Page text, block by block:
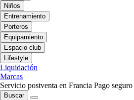
Niños
Entrenamiento
Porteros
Equipamiento
Espacio club
Lifestyle
Liquidación
Marcas
Servicio postventa en Francia Pago seguro
Buscar